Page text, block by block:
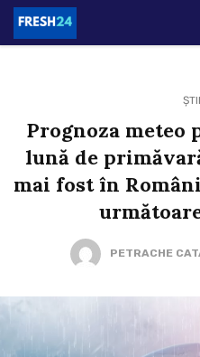
Prognoza meteo
lună de
mai fost în
PETRACHE